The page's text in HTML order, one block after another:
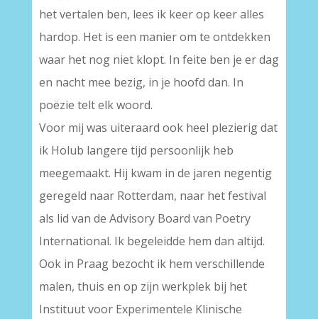
het vertalen ben, lees ik keer op keer alles
hardop. Het is een manier om te ontdekken
waar het nog niet klopt. In feite ben je er dag
en nacht mee bezig, in je hoofd dan. In
poëzie telt elk woord.
Voor mij was uiteraard ook heel plezierig dat
ik Holub langere tijd persoonlijk heb
meegemaakt. Hij kwam in de jaren negentig
geregeld naar Rotterdam, naar het festival
als lid van de Advisory Board van Poetry
International. Ik begeleidde hem dan altijd.
Ook in Praag bezocht ik hem verschillende
malen, thuis en op zijn werkplek bij het
Instituut voor Experimentele Klinische